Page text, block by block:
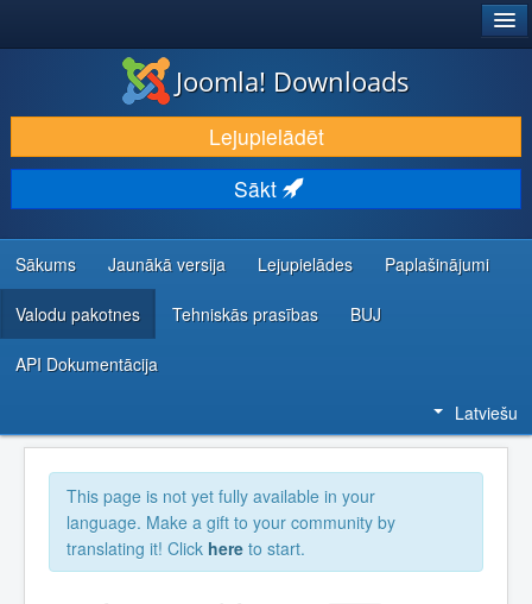
LEJUPIELĀDĒT UN PAPLAŠINĀT
ATKLĀJ UN IEMĀCIES
KOPIENA UN ATBALSTS
IZSTRĀDĀTĀJU RESURSI
Joomla! Downloads
Lejupielādēt
Sākt
Sākums Jaunākā versija Lejupielādes Paplašinājumi
Valodu pakotnes Tehniskās prasības BUJ
API Dokumentācija
Latviešu
This page is not yet fully available in your
language. Make a gift to your community by
translating it! Click here to start.